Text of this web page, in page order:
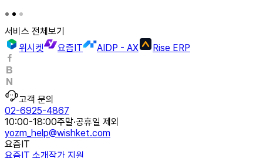
서비스 전체보기
위시켓
요즘IT AIDP - AX Rise ERP
고객 문의
02-6925-4867
10:00-18:00주말·공휴일 제외
yozm_help@wishket.com
요즘IT
요즘IT 소개작가 지원